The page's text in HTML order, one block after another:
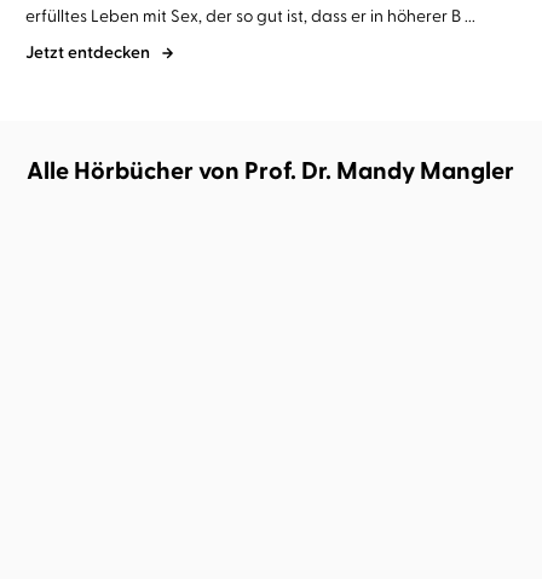
erfülltes Leben mit Sex, der so gut ist, dass er in höherer B ...
Jetzt entdecken
Alle Hörbücher von Prof. Dr. Mandy Mangler